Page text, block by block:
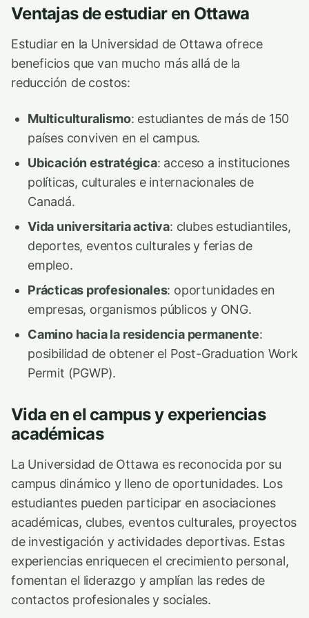
Ventajas de estudiar en Ottawa
Estudiar en la Universidad de Ottawa ofrece
beneficios que van mucho más allá de la
reducción de costos:
Multiculturalismo: estudiantes de más de 150
países conviven en el campus.
Ubicación estratégica: acceso a instituciones
políticas, culturales e internacionales de
Canadá.
Vida universitaria activa: clubes estudiantiles,
deportes, eventos culturales y ferias de
empleo.
Prácticas profesionales: oportunidades en
empresas, organismos públicos y ONG.
Camino hacia la residencia permanente:
posibilidad de obtener el Post-Graduation Work
Permit (PGWP).
Vida en el campus y experiencias
académicas
La Universidad de Ottawa es reconocida por su
campus dinámico y lleno de oportunidades. Los
estudiantes pueden participar en asociaciones
académicas, clubes, eventos culturales, proyectos
de investigación y actividades deportivas. Estas
experiencias enriquecen el crecimiento personal,
fomentan el liderazgo y amplían las redes de
contactos profesionales y sociales.